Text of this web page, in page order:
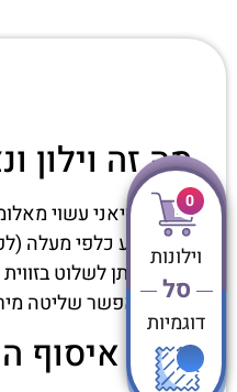
מה זה וילון
תריס ונציאני עשוי
התריס נע כלפי מעלה
בנוסף ניתן לשלוט
מה שמאפשר שליטה
גובה איסוף
0
וילונות
סל
דוגמיות